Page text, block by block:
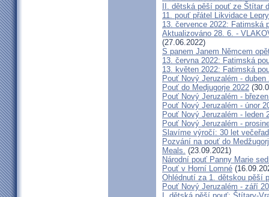
II. dětská pěší pouť ze Štítar
11. pouť přátel Likvidace Lepry
13. července 2022: Fatimská
Aktualizováno 28. 6. -
(27.06.2022)
S panem Janem Němcem
13. června 2022: Fatimská
13. květen 2022: Fatimská
Pouť Nový Jeruzalém - duben
Pouť do Medjugorje 2022
Pouť Nový Jeruzalém -
Pouť Nový Jeruzalém - únor
Pouť Nový Jeruzalém - leden
Pouť Nový Jeruzalém -
Slavíme výročí: 30 let
Pozvání na pouť do
Meals. (23.09.2021)
Národní pouť Panny Marie
Pouť v Horní Lomné
Ohlédnutí za 1. dětskou pěší
Pouť Nový Jeruzalém - září